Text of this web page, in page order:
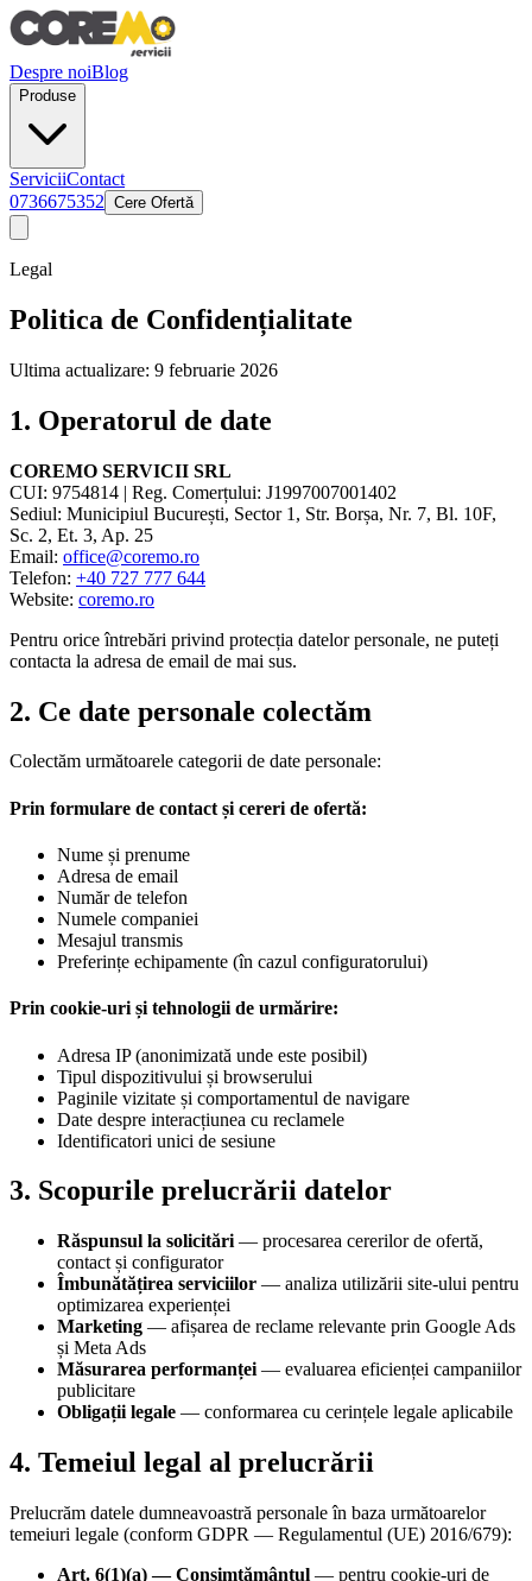
Despre noiBlog
Produse
ServiciiContact
0736675352 Cere Ofertă
Legal
Politica de Confidențialitate
Ultima actualizare: 9 februarie 2026
1. Operatorul de date
COREMO SERVICII SRL
CUI: 9754814 | Reg. Comerțului: J1997007001402
Sediul: Municipiul București, Sector 1, Str. Borșa, Nr. 7, Bl. 10F,
Sc. 2, Et. 3, Ap. 25
Email: office@coremo.ro
Telefon: +40 727 777 644
Website: coremo.ro
Pentru orice întrebări privind protecția datelor personale, ne puteți
contacta la adresa de email de mai sus.
2. Ce date personale colectăm
Colectăm următoarele categorii de date personale:
Prin formulare de contact și cereri de ofertă:
Nume și prenume
Adresa de email
Număr de telefon
Numele companiei
Mesajul transmis
Preferințe echipamente (în cazul configuratorului)
Prin cookie-uri și tehnologii de urmărire:
Adresa IP (anonimizată unde este posibil)
Tipul dispozitivului și browserului
Paginile vizitate și comportamentul de navigare
Date despre interacțiunea cu reclamele
Identificatori unici de sesiune
3. Scopurile prelucrării datelor
Răspunsul la solicitări — procesarea cererilor de ofertă,
contact și configurator
Îmbunătățirea serviciilor — analiza utilizării site-ului pentru
optimizarea experienței
Marketing — afișarea de reclame relevante prin Google Ads
și Meta Ads
Măsurarea performanței — evaluarea eficienței campaniilor
publicitare
Obligații legale — conformarea cu cerințele legale aplicabile
4. Temeiul legal al prelucrării
Prelucrăm datele dumneavoastră personale în baza următoarelor
temeiuri legale (conform GDPR — Regulamentul (UE) 2016/679):
Art. 6(1)(a) — Consimțământul — pentru cookie-uri de